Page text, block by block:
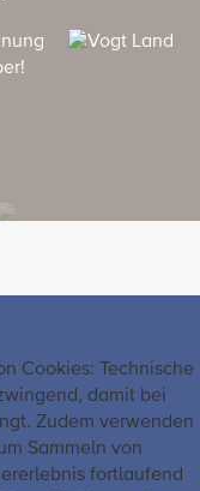
Cookies: Technische
damit bei
Zudem verwenden
Sammeln von
fortlaufend